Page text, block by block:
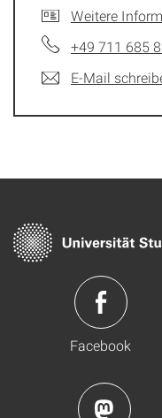
Weitere
+49 711 685
E-Mail
Facebook